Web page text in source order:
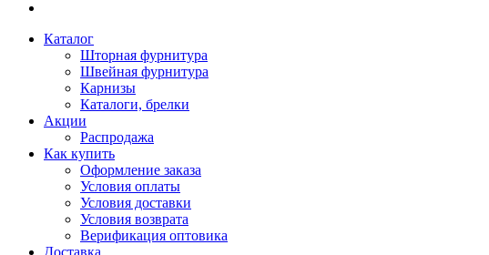
Каталог
Шторная фурнитура
Швейная фурнитура
Карнизы
Каталоги, брелки
Акции
Распродажа
Как купить
Оформление заказа
Условия оплаты
Условия доставки
Условия возврата
Верификация оптовика
Доставка